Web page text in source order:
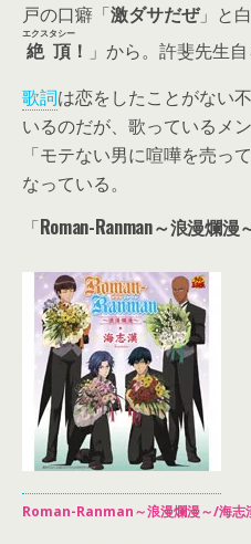
戸の口癖「激ダサだぜ」と
絶頂
エクスタシー
！ 」から。許斐先生
歌詞は恋をしたことがない
いるのだが、歌っているメ
「モテない男に喧嘩を売って
なっている。
「Roman-Ranman～浪漫爛漫
Roman-Ranman～浪漫爛漫～/海志